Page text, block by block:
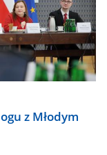
z Młodym